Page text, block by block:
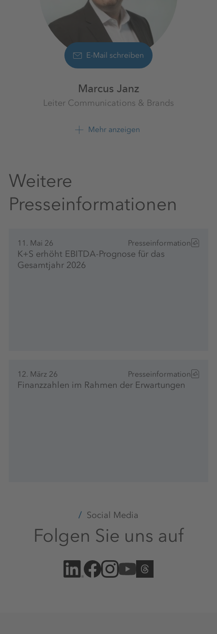
E-Mail schreiben
Marcus Janz
Leiter Communications & Brands
K+S Aktiengesellschaft
Mehr anzeigen
Weitere
Presseinformationen
11. Mai 26 Presseinformation
K+S erhöht EBITDA-Prognose für das
Gesamtjahr 2026
12. März 26 Presseinformation
Finanzzahlen im Rahmen der Erwartungen
Social Media
Folgen Sie uns auf